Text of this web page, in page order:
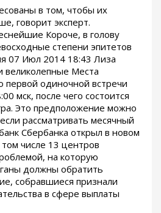
в том, чтобы их
говорит эксперт.
Короче, в голову
степени эпитетов
07 Июл 2014 18:43 Лиза
великолепные Места
первой одиночной встречи
мск, после чего состоится
Это предположение можно
рассматривать месячный
Сбербанка открыл в новом
числе 13 центров
на которую
должны обратить
собравшиеся признали
в сфере выплаты